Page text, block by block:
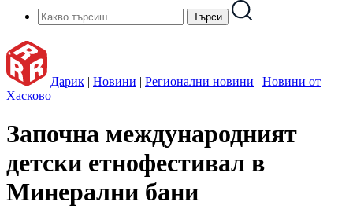
Дарик | Новини | Регионални новини | Новини от
Хасково
Започна международният
детски етнофестивал в
Минерални бани